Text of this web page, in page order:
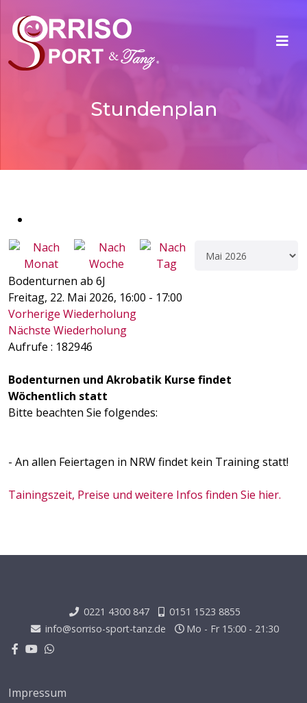
Stundenplan
Bodenturnen ab 6J
Freitag, 22. Mai 2026, 16:00 - 17:00
Vorherige Wiederholung
Nächste Wiederholung
Aufrufe : 182946
Bodenturnen und Akrobatik Kurse findet
Wöchentlich statt
Bitte beachten Sie folgendes:
- An allen Feiertagen in NRW findet kein Training statt!
Tainingszeit, Preise und weitere Infos finden Sie hier.
0221 4300 847
0151 1523 8855
info@sorriso-sport-tanz.de
Mo - Fr 15:00 - 21:30
Impressum